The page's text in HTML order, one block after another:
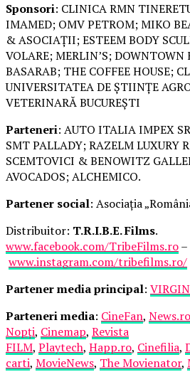
Sponsori: CLINICA RMN
IMAMED; OMV PETROM; MIKO
& ASOCIAȚII; ESTEEM BODY
VOLARE; MERLIN’S; DOWNTOWN
BASARAB; THE COFFEE HOUSE;
UNIVERSITATEA DE ȘTIINȚE
VETERINARĂ BUCUREȘTI
Parteneri: AUTO ITALIA IMPEX
SMT PALLADY; RAZELM LUXURY
SCEMTOVICI & BENOWITZ
AVOCADOS; ALCHEMICO.
Partener social: Asociația
Distribuitor: T.R.I.B.E. Films.
www.facebook.com/TribeFilms.ro–
www.instagram.com/tribefilms.ro/
Partener media principal:
Parteneri media: CineFan, News.ro
Nopți, Cinemap, Revista
FILM, Playtech, Happ.ro, Cinefilia,
carti, MovieNews, The Movienator,